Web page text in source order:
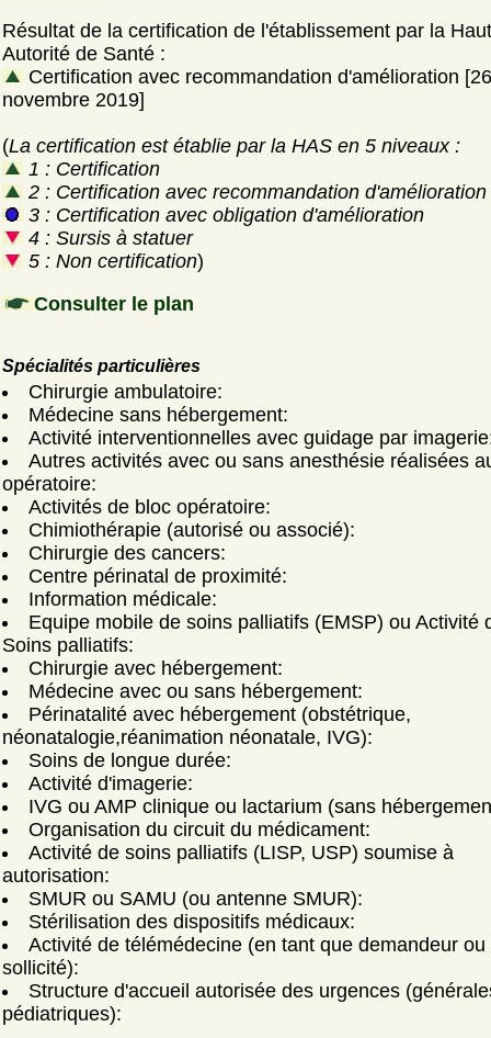
Résultat de la certification de l'établissement par la
Autorité de Santé :
Certification avec recommandation d'amélioration [26
novembre 2019]
(La certification est établie par la HAS en 5 niveaux :
1 : Certification
2 : Certification avec recommandation d'amélioration
3 : Certification avec obligation d'amélioration
4 : Sursis à statuer
5 : Non certification)
Consulter le plan
Spécialités particulières
Chirurgie ambulatoire:
Médecine sans hébergement:
Activité interventionnelles avec guidage par
Autres activités avec ou sans anesthésie réalisées
opératoire:
Activités de bloc opératoire:
Chimiothérapie (autorisé ou associé):
Chirurgie des cancers:
Centre périnatal de proximité:
Information médicale:
Equipe mobile de soins palliatifs (EMSP) ou Activité
Soins palliatifs:
Chirurgie avec hébergement:
Médecine avec ou sans hébergement:
Périnatalité avec hébergement (obstétrique,
néonatalogie,réanimation néonatale, IVG):
Soins de longue durée:
Activité d'imagerie:
IVG ou AMP clinique ou lactarium (sans
Organisation du circuit du médicament:
Activité de soins palliatifs (LISP, USP) soumise à
autorisation:
SMUR ou SAMU (ou antenne SMUR):
Stérilisation des dispositifs médicaux:
Activité de télémédecine (en tant que demandeur ou
sollicité):
Structure d'accueil autorisée des urgences
pédiatriques):